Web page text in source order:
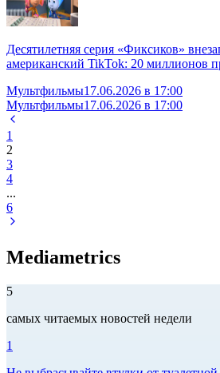
Десятилетняя серия «Фиксиков»
американский TikTok: 20 миллионов
Мультфильмы17.06.2026 в 17:00
Мультфильмы17.06.2026 в 17:00
1
2
3
4
...
6
Mediametrics
5
самых читаемых новостей недели
1